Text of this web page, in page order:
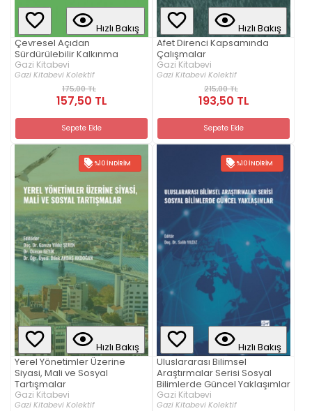
Hızlı Bakış
Çevresel Açıdan
Sürdürülebilir Kalkınma
Gazi Kitabevi
Gazi Kitabevi Kolektif
175,00 TL
157,50 TL
Sepete Ekle
Hızlı Bakış
Afet Direnci Kapsamında
Çalışmalar
Gazi Kitabevi
Gazi Kitabevi Kolektif
215,00 TL
193,50 TL
Sepete Ekle
%10 İNDIRIM
Hızlı Bakış
Yerel Yönetimler Üzerine
Siyasi, Mali ve Sosyal
Tartışmalar
Gazi Kitabevi
Gazi Kitabevi Kolektif
%10 İNDIRIM
Hızlı Bakış
Uluslararası Bilimsel
Araştırmalar Serisi Sosyal
Bilimlerde Güncel Yaklaşımlar
Gazi Kitabevi
Gazi Kitabevi Kolektif